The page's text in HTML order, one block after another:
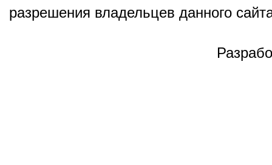
разрешения владельцев данного